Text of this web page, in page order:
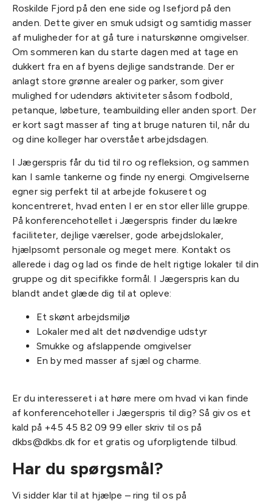
Roskilde Fjord på den ene side og Isefjord på den
anden. Dette giver en smuk udsigt og samtidig masser
af muligheder for at gå ture i naturskønne omgivelser.
Om sommeren kan du starte dagen med at tage en
dukkert fra en af byens dejlige sandstrande. Der er
anlagt store grønne arealer og parker, som giver
mulighed for udendørs aktiviteter såsom fodbold,
petanque, løbeture, teambuilding eller anden sport. Der
er kort sagt masser af ting at bruge naturen til, når du
og dine kolleger har overstået arbejdsdagen.
I Jægerspris får du tid til ro og refleksion, og sammen
kan I samle tankerne og finde ny energi. Omgivelserne
egner sig perfekt til at arbejde fokuseret og
koncentreret, hvad enten I er en stor eller lille gruppe.
På konferencehotellet i Jægerspris finder du lækre
faciliteter, dejlige værelser, gode arbejdslokaler,
hjælpsomt personale og meget mere. Kontakt os
allerede i dag og lad os finde de helt rigtige lokaler til din
gruppe og dit specifikke formål. I Jægerspris kan du
blandt andet glæde dig til at opleve:
Et skønt arbejdsmiljø
Lokaler med alt det nødvendige udstyr
Smukke og afslappende omgivelser
En by med masser af sjæl og charme.
Er du interesseret i at høre mere om hvad vi kan finde
af konferencehoteller i Jægerspris til dig? Så giv os et
kald på +45 45 82 09 99 eller skriv til os på
dkbs@dkbs.dk for et gratis og uforpligtende tilbud.
Har du spørgsmål?
Vi sidder klar til at hjælpe – ring til os på